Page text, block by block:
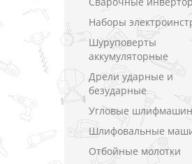
Наборы
Шуруповерты
аккумуляторные
Дрели ударные и
безударные
Угловые
Шлифовальные
Отбойные молотки